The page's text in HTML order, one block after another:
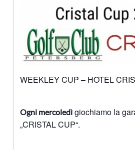
WEEKLEY CUP – HOTEL
Ogni mercoledìgiochiamo la
„CRISTAL CUP“.